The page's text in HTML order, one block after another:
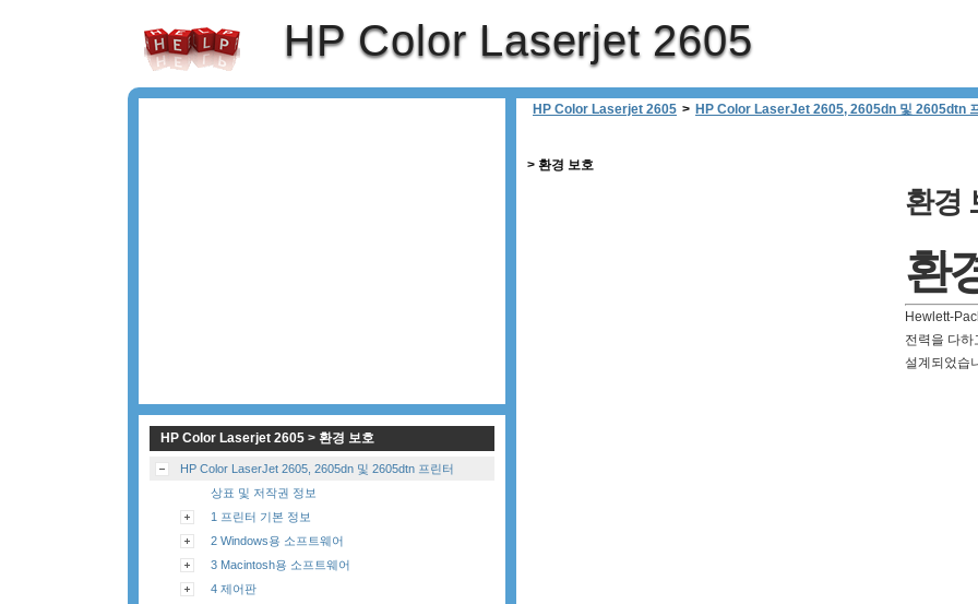
HP Color Laserjet 2605
HP Color Laserjet 2605 > HP Color LaserJet 2605, 2605dn 및 2605dtn
> 환경 보호
환경
환
Hewlett-
전력을 다
설계되었습
HP Color Laserjet 2605 > 환경 보호
HP Color LaserJet 2605, 2605dn 및 2605dtn 프린터
상표 및 저작권 정보
1 프린터 기본 정보
2 Windows용 소프트웨어
3 Macintosh용 소프트웨어
4 제어판